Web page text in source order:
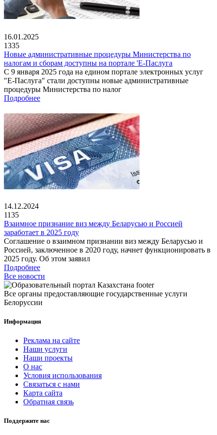
16.01.2025
1335
Новые административные процедуры Министерства по
налогам и сборам доступны на портале 'Е-Паслуга
С 9 января 2025 года на едином портале электронных услуг
"Е-Паслуга" стали доступны новые административные
процедуры Министерства по налог
Подробнее
14.12.2024
1135
Взаимное признание виз между Беларусью и Россией
заработает в 2025 году
Соглашение о взаимном признании виз между Беларусью и
Россией, заключенное в 2020 году, начнет функционировать в
2025 году. Об этом заявил
Подробнее
Все новости
Все органы предоставляющие государственные услуги
Белоруссии
Информация
Реклама на сайте
Наши услуги
Наши проекты
О нас
Условия использования
Связаться с нами
Карта сайта
Обратная связь
Поддержите нас